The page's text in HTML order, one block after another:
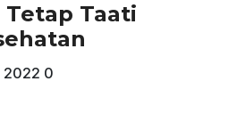
Tetap Taati
2022 0